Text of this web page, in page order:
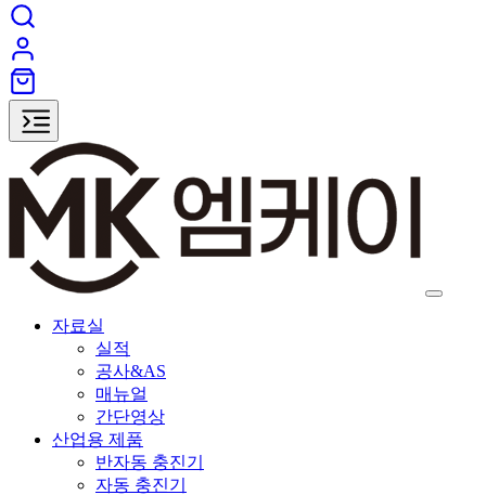
자료실
실적
공사&AS
매뉴얼
간단영상
산업용 제품
반자동 충진기
자동 충진기